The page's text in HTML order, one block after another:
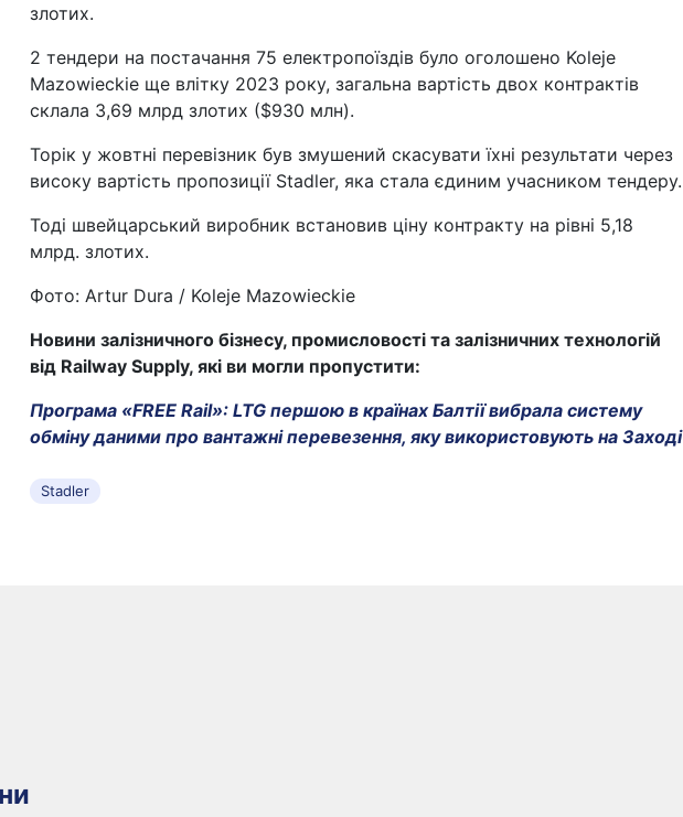
злотих.
2 тендери на постачання 75 електропоїздів було оголошено Koleje
Mazowieckie ще влітку 2023 року, загальна вартість двох контрактів
склала 3,69 млрд злотих ($930 млн).
Торік у жовтні перевізник був змушений скасувати їхні результати через
високу вартість пропозиції Stadler, яка стала єдиним учасником тендеру.
Тоді швейцарський виробник встановив ціну контракту на рівні 5,18
млрд. злотих.
Фото: Artur Dura / Koleje Mazowieckie
Новини залізничного бізнесу, промисловості та залізничних технологій
від Railway Supply, які ви могли пропустити:
Програма «FREE Rail»: LTG першою в країнах Балтії вибрала систему
обміну даними про вантажні перевезення, яку використовують на Заході
Stadler